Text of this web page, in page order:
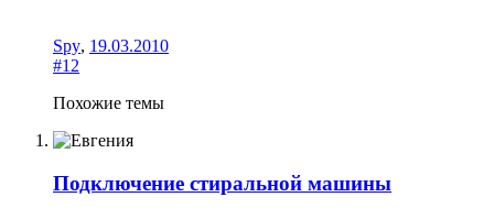
Spy, 19.03.2010
#12
Похожие темы
Подключение стиральной машины